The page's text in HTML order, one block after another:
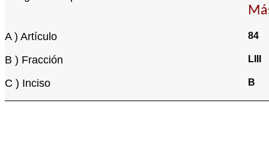
A ) Artículo 84
B ) Fracción LIII
C ) Inciso B